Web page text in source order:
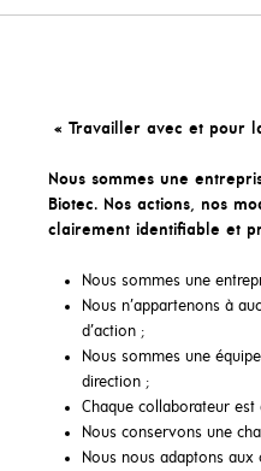
« Travailler avec et pour
Nous sommes une
Biotec. Nos actions, nos
clairement identifiable et
Nous sommes une
Nous n’appartenons à
d’action ;
Nous sommes une
direction ;
Chaque collaborateur
Nous conservons une
Nous nous adaptons